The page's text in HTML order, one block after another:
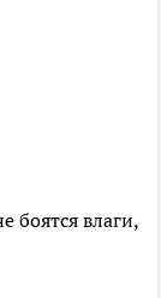
боятся влаги,